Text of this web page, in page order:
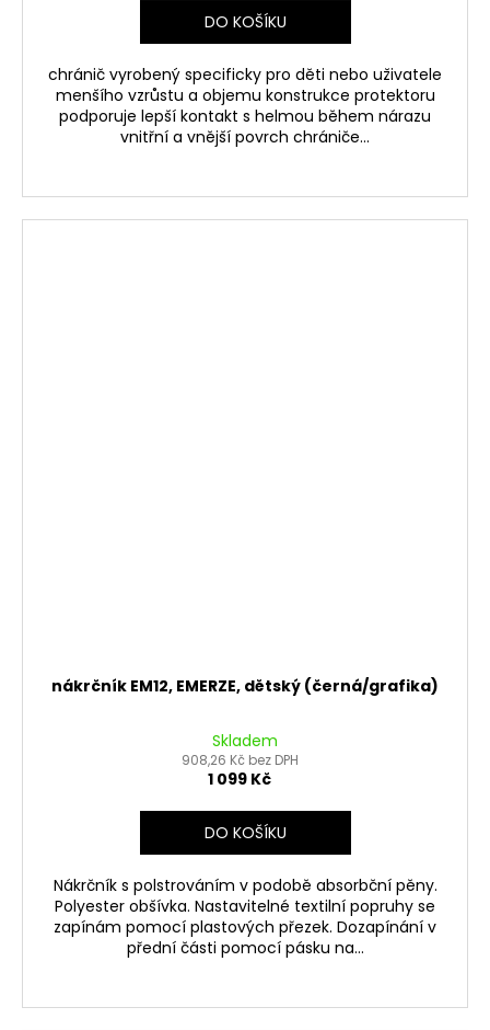
DO KOŠÍKU
chránič vyrobený specificky pro děti nebo uživatele
menšího vzrůstu a objemu konstrukce protektoru
podporuje lepší kontakt s helmou během nárazu
vnitřní a vnější povrch chrániče...
nákrčník EM12, EMERZE, dětský (černá/grafika)
Skladem
908,26 Kč bez DPH
1 099 Kč
DO KOŠÍKU
Nákrčník s polstrováním v podobě absorbční pěny.
Polyester obšívka. Nastavitelné textilní popruhy se
zapínám pomocí plastových přezek. Dozapínání v
přední části pomocí pásku na...